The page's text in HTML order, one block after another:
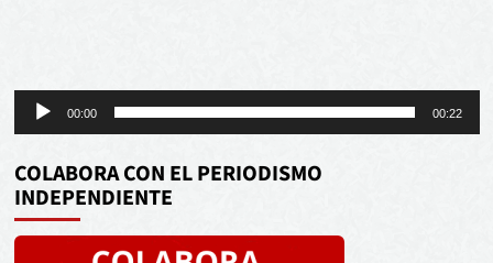
Reproductor
de
audio
00:00 00:22
COLABORA CON EL PERIODISMO
INDEPENDIENTE